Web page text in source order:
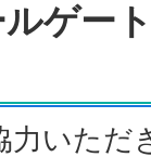
ゲー
力いただ